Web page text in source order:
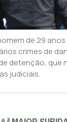
de 29 anos
crimes de
detenção, que
judiciais.